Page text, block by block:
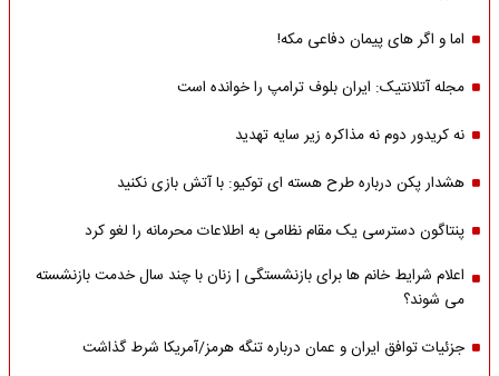
اما و اگر های پیمان دفاعی مکه!
مجله آتلانتیک: ایران بلوف ترامپ را خوانده است
نه کریدور دوم نه مذاکره زیر سایه تهدید
هشدار پکن درباره طرح هسته ای توکیو: با آتش بازی نکنید
پنتاگون دسترسی یک مقام نظامی به اطلاعات محرمانه را لغو کرد
اعلام شرایط خانم ها برای بازنشستگی | زنان با چند سال خدمت بازنشسته
می شوند؟
جزئیات توافق ایران و عمان درباره تنگه هرمز/آمریکا شرط گذاشت